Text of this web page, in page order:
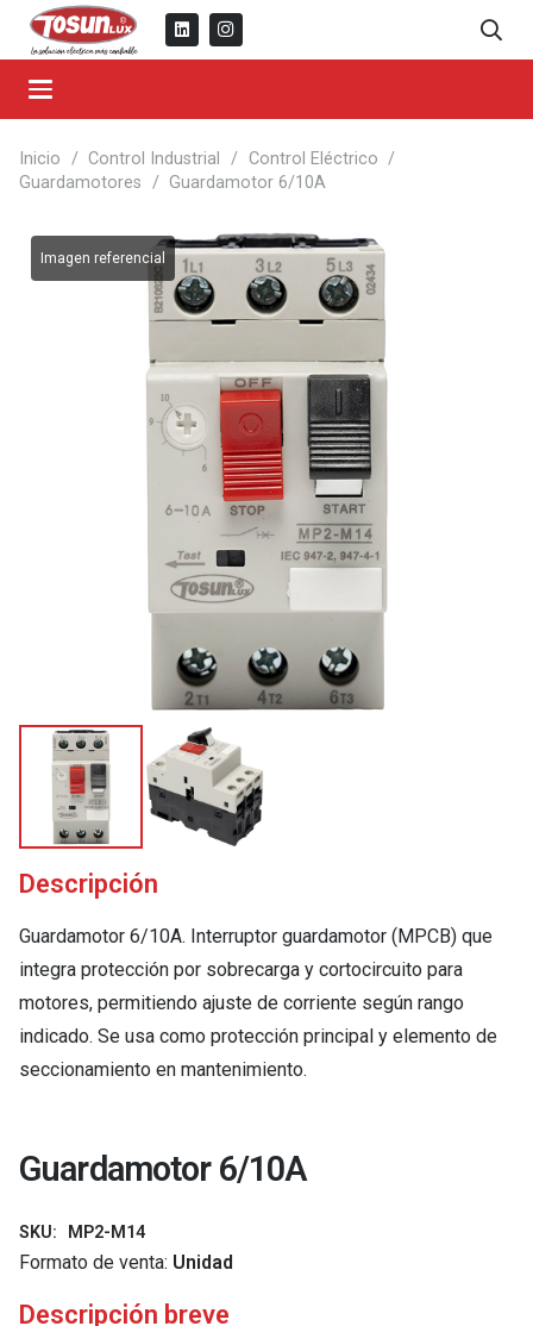
Inicio / Control Industrial / Control Eléctrico /
Guardamotores / Guardamotor 6/10A
Descripción
Guardamotor 6/10A. Interruptor guardamotor (MPCB) que
integra protección por sobrecarga y cortocircuito para
motores, permitiendo ajuste de corriente según rango
indicado. Se usa como protección principal y elemento de
seccionamiento en mantenimiento.
Guardamotor 6/10A
SKU: MP2-M14
Formato de venta: Unidad
Descripción breve